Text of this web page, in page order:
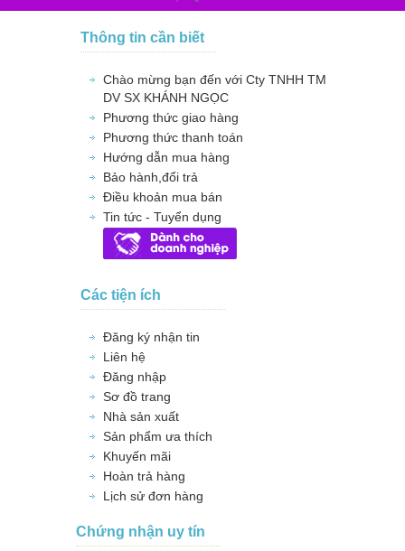
Thông tin cần biết
Chào mừng bạn đến với Cty TNHH TM
DV SX KHÁNH NGỌC
Phương thức giao hàng
Phương thức thanh toán
Hướng dẫn mua hàng
Bảo hành,đổi trả
Điều khoản mua bán
Tin tức - Tuyển dụng
Các tiện ích
Đăng ký nhận tin
Liên hệ
Đăng nhập
Sơ đồ trang
Nhà sản xuất
Sản phẩm ưa thích
Khuyến mãi
Hoàn trả hàng
Lịch sử đơn hàng
Chứng nhận uy tín